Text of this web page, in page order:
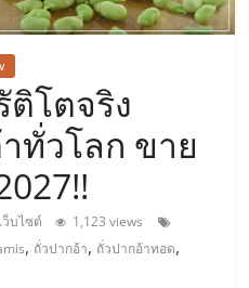
ติโตจริง
ทั่วโลก ขาย
ว็บไซต์
1,123 views
, ถั่วปากอ้า, ถั่วปากอ้าทอด,